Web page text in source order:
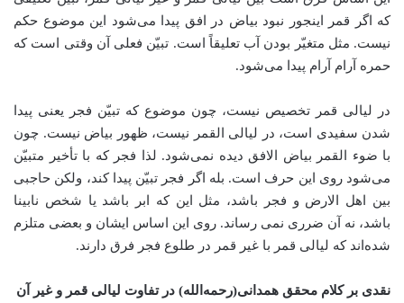
که اگر قمر اینجور نبود بیاض در افق پیدا می‌شود این موضوع حکم
نیست. مثل متغیّر بودن آب تعلیقاً است. تبيّن فعلی آن وقتی است که
حمره آرام آرام پیدا می‌شود.
در لیالی قمر تخصیص نیست، چون موضوع که تبیّن فجر یعنی پیدا
شدن سفیدی است، در لیالی القمر نیست، ظهور بیاض نیست. چون
با ضوء القمر بیاض الافق دیده نمی‌شود. لذا فجر که با تأخیر متبیّن
می‌شود روی این حرف است. بله اگر فجر تبیّن پیدا کند، ولکن حاجبی
بین اهل الارض و فجر باشد، مثل این که ابر باشد یا شخص نابینا
باشد، نه آن ضرری نمی رساند. روی این اساس ایشان و بعضی متلزم
شده‌اند که لیالی قمر با غیر قمر در طلوع فجر فرق دارند.
نقدی بر کلام محقق همدانی(رحمه‌الله) در تفاوت لیالی قمر و غیر آن